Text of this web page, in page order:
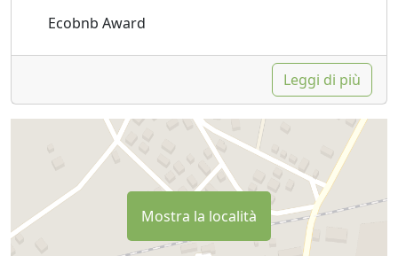
Ecobnb Award
Leggi di più
Mostra la località